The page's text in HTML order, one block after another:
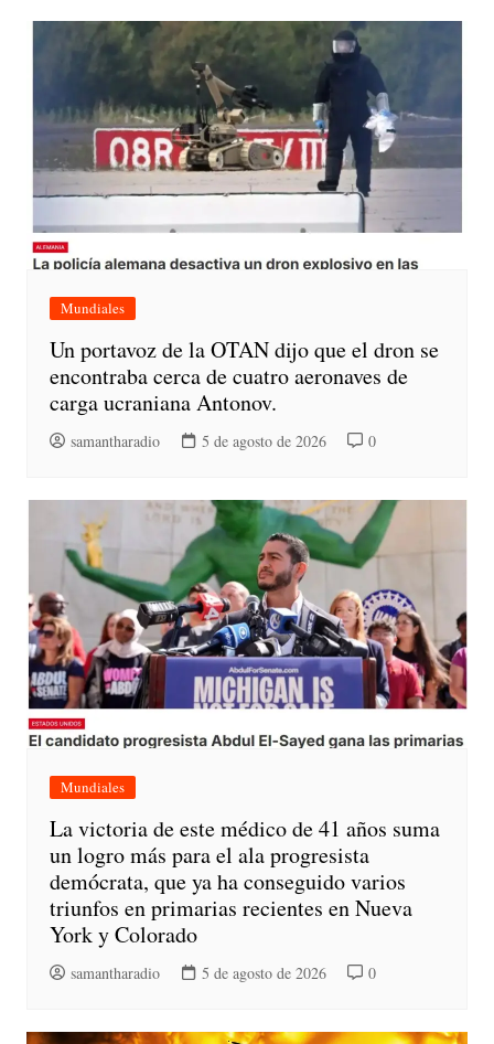
Mundiales
Un portavoz de la OTAN dijo que el dron se
encontraba cerca de cuatro aeronaves de
carga ucraniana Antonov.
samantharadio 5 de agosto de 2026 0
Mundiales
La victoria de este médico de 41 años suma
un logro más para el ala progresista
demócrata, que ya ha conseguido varios
triunfos en primarias recientes en Nueva
York y Colorado
samantharadio 5 de agosto de 2026 0